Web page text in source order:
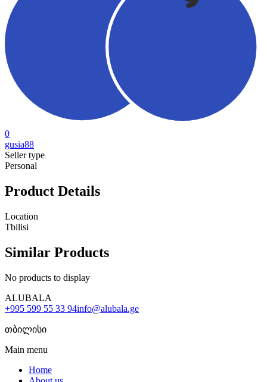
0
gusia88
Seller type
Personal
Product Details
Location
Tbilisi
Similar Products
No products to display
ALUBALA
+995 599 55 33 94info@alubala.ge
თბილისი
Main menu
Home